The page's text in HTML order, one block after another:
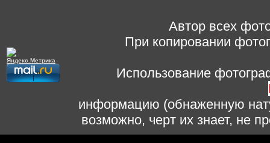
Автор всех
При копировании
Использование
информацию (обнаженную
возможно, черт их знает, не